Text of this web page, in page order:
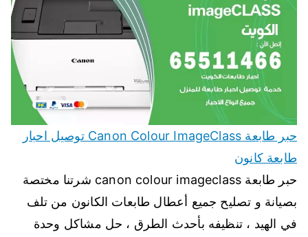
حبر طابعة Canon Colour ImageClass توصيل احبار
طابعة كانون
حبر طابعة canon colour imageclass شرتنا مختصة
بصيانة و تصليح جميع أعطال طابعات الكانون من تلف
في الهيد ، تنظيفه بأحدث الطرق ، حل مشاكل وحدة